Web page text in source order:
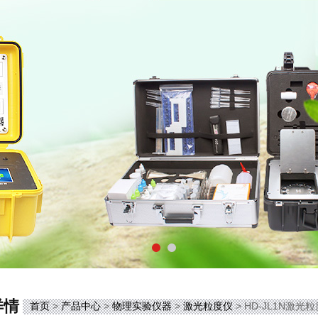
情 首页>产品中心>物理实验仪器>激光粒度仪> HD-JL1N激光粒